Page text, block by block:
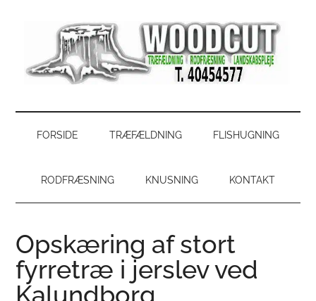
primær
footer
WoodCut
park
FORSIDE TRÆFÆLDNING FLISHUGNING
RODFRÆSNING KNUSNING KONTAKT
Opskæring af stort
fyrretræ i jerslev ved
Kalundborg